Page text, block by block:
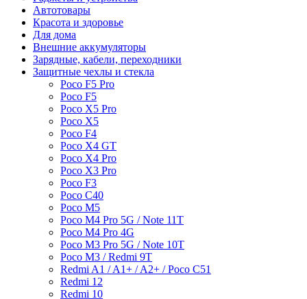
Автотовары
Красота и здоровье
Для дома
Внешние аккумуляторы
Зарядные, кабели, переходники
Защитные чехлы и стекла
Poco F5 Pro
Poco F5
Poco X5 Pro
Poco X5
Poco F4
Poco X4 GT
Poco X4 Pro
Poco X3 Pro
Poco F3
Poco C40
Poco M5
Poco M4 Pro 5G / Note 11T
Poco M4 Pro 4G
Poco M3 Pro 5G / Note 10T
Poco M3 / Redmi 9T
Redmi A1 / A1+ / A2+ / Poco C51
Redmi 12
Redmi 10